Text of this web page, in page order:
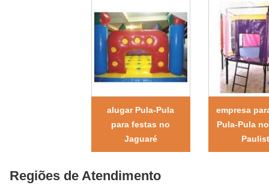
alugar Pula-Pula
para festas no
Jaguaré
empresa
Pula-Pula
Regiões de Atendimento